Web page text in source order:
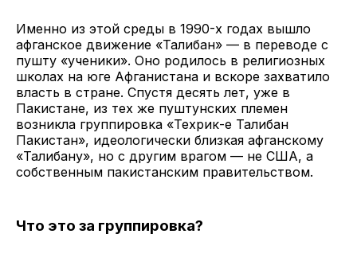
Именно из этой среды в 1990-х годах вышло
афганское движение «Талибан» — в переводе с
пушту «ученики». Оно родилось в религиозных
школах на юге Афганистана и вскоре захватило
власть в стране. Спустя десять лет, уже в
Пакистане, из тех же пуштунских племен
возникла группировка «Техрик-е Талибан
Пакистан», идеологически близкая афганскому
«Талибану», но с другим врагом — не США, а
собственным пакистанским правительством.
Что это за группировка?